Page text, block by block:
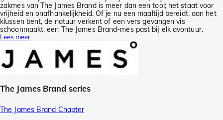
zakmes van The James Brand is meer dan een tool; het staat voor
vrijheid en onafhankelijkheid. Of je nu een maaltijd bereidt, aan het
klussen bent, de natuur verkent of een vers gevangen vis
schoonmaakt, een The James Brand-mes past bij elk avontuur.
Lees meer
The James Brand series
The James Brand Chapter